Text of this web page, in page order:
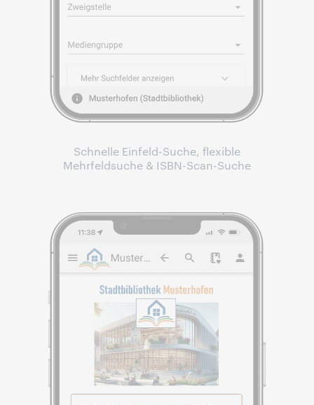
Schnelle Einfeld-Suche, flexible
Mehrfeldsuche & ISBN-Scan-Suche